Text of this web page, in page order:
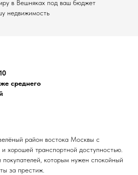
в Вешняках под ваш бюджет
недвижимость
среднего
район востока Москвы с
хорошей транспортной доступностью.
которым нужен спокойный
за престиж.